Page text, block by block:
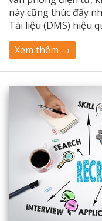
này cũng thúc đẩy
Tài liệu (DMS) hiệu
Xem thêm →